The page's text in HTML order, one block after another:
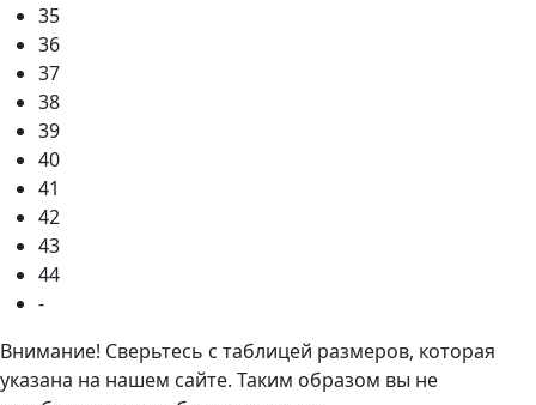
35
36
37
38
39
40
41
42
43
44
-
Внимание! Сверьтесь с таблицей размеров, которая
указана на нашем сайте. Таким образом вы не